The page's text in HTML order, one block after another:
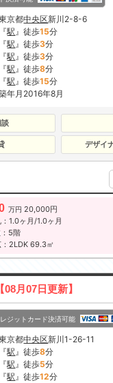
京都中央区新川2-8-6
『駅』徒歩15分
『駅』徒歩3分
『駅』徒歩3分
『駅』徒歩8分
『駅』徒歩15分
年月2016年8月
デザイ
万円 20,000円
1.0ヶ月/1.0ヶ月
5階
2LDK 69.3㎡
【08月07日更新】
ジットカード決済可能
京都中央区新川1-26-11
『駅』徒歩8分
『駅』徒歩5分
『駅』徒歩12分